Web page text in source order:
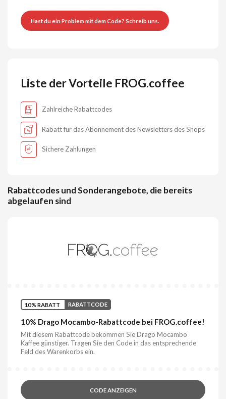
Hast du ein Problem mit dem Code? Schreib uns.
Liste der Vorteile FROG.coffee
Zahlreiche Rabattcodes
Rabatt für das Abonnement des Newsletters des Shops
Sichere Zahlungen
Rabattcodes und Sonderangebote, die bereits
abgelaufen sind
10% RABATT RABATTCODE
10% Drago Mocambo-Rabattcode bei FROG.coffee!
Mit diesem Rabattcode bekommen Sie Drago Mocambo
Kaffee günstiger. Tragen Sie den Code in das entsprechende
Feld des Warenkorbs ein.
CODE ANZEIGEN